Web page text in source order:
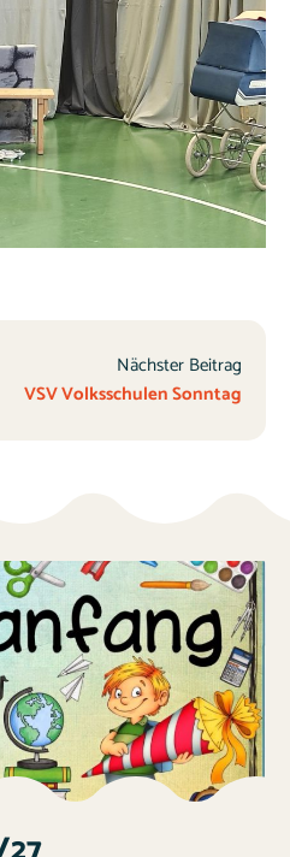
Nächster Beitrag
VSV Volksschulen Sonntag